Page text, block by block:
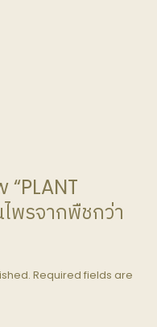
พรจากพืชกว่า
Required fields are